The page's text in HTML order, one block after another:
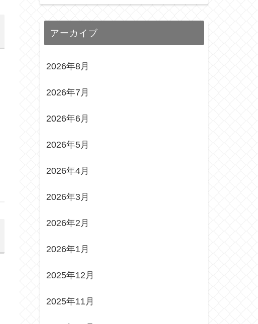
アーカイブ
2026年8月
2026年7月
2026年6月
2026年5月
2026年4月
2026年3月
2026年2月
2026年1月
2025年12月
2025年11月